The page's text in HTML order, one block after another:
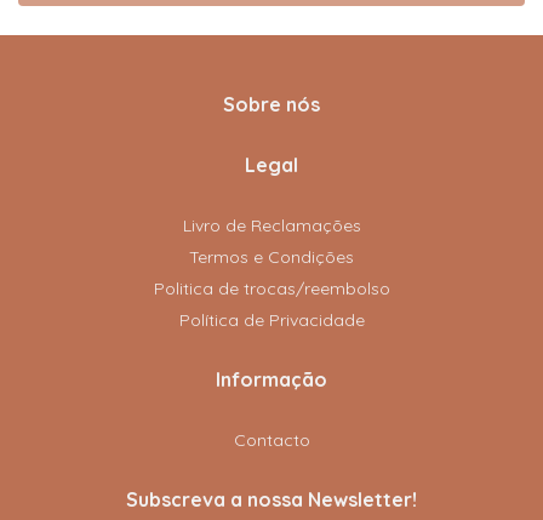
Sobre nós
Legal
Livro de Reclamações
Termos e Condições
Politica de trocas/reembolso
Política de Privacidade
Informação
Contacto
Subscreva a nossa Newsletter!